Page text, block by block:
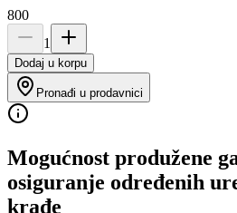
800
1
Dodaj u korpu
Pronađi u prodavnici
Mogućnost produžene
osiguranje određenih
krađe